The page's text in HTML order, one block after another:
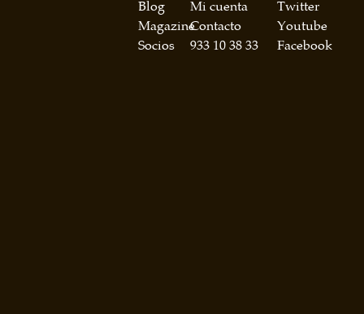
Blog
Magazine
Socios
Mi cuenta
Contacto
933 10 38 33
Twitter
Youtube
Facebook